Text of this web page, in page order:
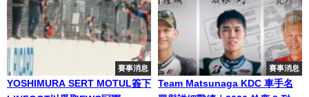
賽事消息
YOSHIMURA SERT MOTUL簽下
賽事消息
Team Matsunaga KDC 車手名